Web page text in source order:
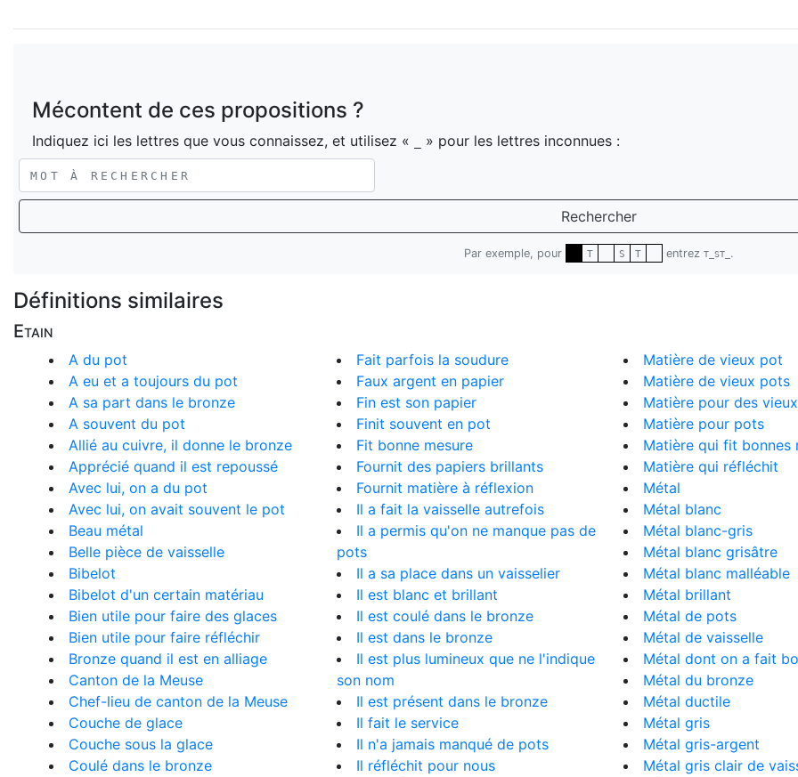
Mécontent de ces propositions ?
Indiquez ici les lettres que vous connaissez, et utilisez « » pour les lettres inconnues :
Rechercher
Par exemple, pour T S T entrez T_ST_ .
Définitions similaires
Etain
A du pot
A eu et a toujours du pot
A sa part dans le bronze
A souvent du pot
Allié au cuivre, il donne le bronze
Apprécié quand il est repoussé
Avec lui, on a du pot
Avec lui, on avait souvent le pot
Beau métal
Belle pièce de vaisselle
Bibelot
Bibelot d'un certain matériau
Bien utile pour faire des glaces
Bien utile pour faire réfléchir
Bronze quand il est en alliage
Canton de la Meuse
Chef-lieu de canton de la Meuse
Couche de glace
Couche sous la glace
Coulé dans le bronze
Fait parfois la soudure
Faux argent en papier
Fin est son papier
Finit souvent en pot
Fit bonne mesure
Fournit des papiers brillants
Fournit matière à réflexion
Il a fait la vaisselle autrefois
Il a permis qu'on ne manque pas de
pots
Il a sa place dans un vaisselier
Il est blanc et brillant
Il est coulé dans le bronze
Il est dans le bronze
Il est plus lumineux que ne l'indique
son nom
Il est présent dans le bronze
Il fait le service
Il n'a jamais manqué de pots
Il réfléchit pour nous
Matière de vieux pot
Matière de vieux pots
Matière pour des
Matière pour pots
Matière qui fit bonnes
Matière qui réfléchit
Métal
Métal blanc
Métal blanc-gris
Métal blanc grisâtre
Métal blanc malléable
Métal brillant
Métal de pots
Métal de vaisselle
Métal dont on a fait
Métal du bronze
Métal ductile
Métal gris
Métal gris-argent
Métal gris clair de